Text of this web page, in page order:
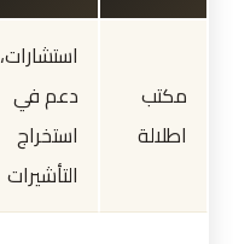
مكتب
اطلالة
استشارات،
دعم في
استخراج
التأشيرات